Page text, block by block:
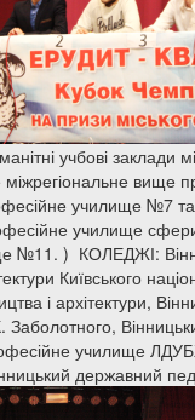
учбові заклади
вище
училище №7 та
училище
№11. ) КОЛЕДЖІ:
Київського
і архітектури,
Заболотного,
училище
державний